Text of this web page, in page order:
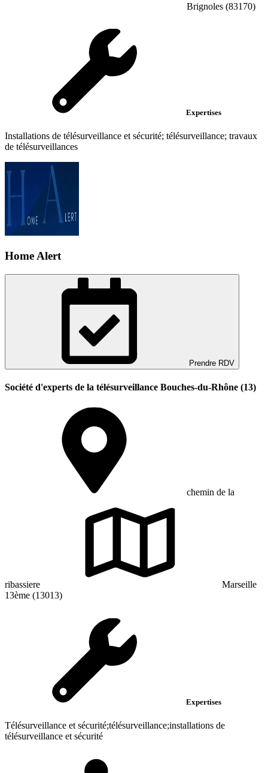
Brignoles (83170)
Expertises
Installations de télésurveillance et sécurité; télésurveillance; travaux
de télésurveillances
Home Alert
Prendre RDV
Société d'experts de la télésurveillance Bouches-du-Rhône (13)
chemin de la
ribassiere
Marseille
13ème (13013)
Expertises
Télésurveillance et sécurité;télésurveillance;installations de
télésurveillance et sécurité